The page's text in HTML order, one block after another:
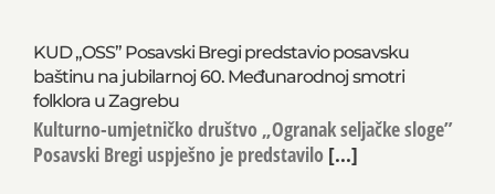
KUD „OSS” Posavski Bregi predstavio posavsku
baštinu na jubilarnoj 60. Međunarodnoj smotri
folklora u Zagrebu
Kulturno-umjetničko društvo „Ogranak seljačke sloge”
Posavski Bregi uspješno je predstavilo [...]